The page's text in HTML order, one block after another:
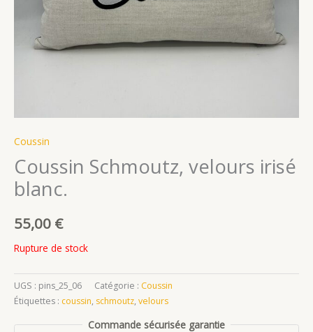
Coussin
Coussin Schmoutz, velours irisé
blanc.
55,00 €
Rupture de stock
UGS : pins_25_06 Catégorie : Coussin
Étiquettes : coussin, schmoutz, velours
Commande sécurisée garantie